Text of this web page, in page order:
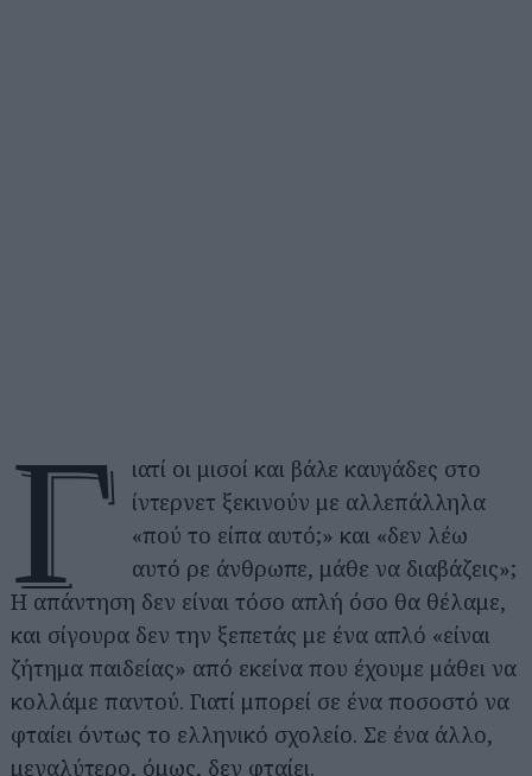
Γ
ιατί οι μισοί και βάλε καυγάδες στο
ίντερνετ ξεκινούν με αλλεπάλληλα
«πού το είπα αυτό;» και «δεν λέω
αυτό ρε άνθρωπε, μάθε να διαβάζεις»;
Η απάντηση δεν είναι τόσο απλή όσο θα θέλαμε,
και σίγουρα δεν την ξεπετάς με ένα απλό «είναι
ζήτημα παιδείας» από εκείνα που έχουμε μάθει να
κολλάμε παντού. Γιατί μπορεί σε ένα ποσοστό να
φταίει όντως το ελληνικό σχολείο. Σε ένα άλλο,
μεγαλύτερο, όμως, δεν φταίει.